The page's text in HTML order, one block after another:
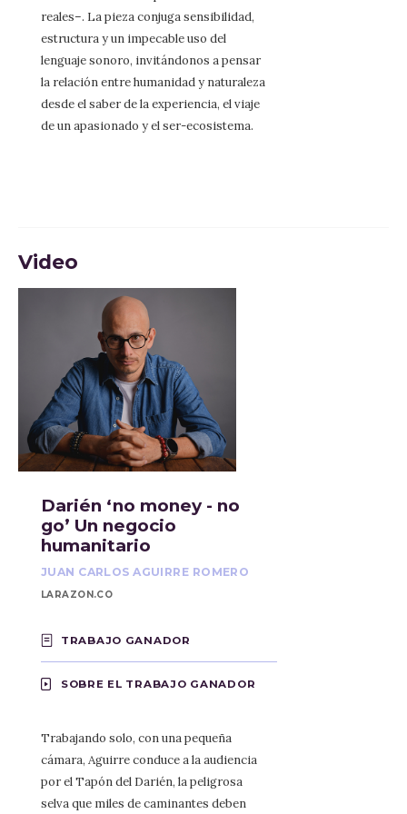
reales–. La pieza conjuga sensibilidad,
estructura y un impecable uso del
lenguaje sonoro, invitándonos a pensar
la relación entre humanidad y naturaleza
desde el saber de la experiencia, el viaje
de un apasionado y el ser-ecosistema.
Video
Darién ‘no money - no
go’ Un negocio
humanitario
JUAN CARLOS AGUIRRE ROMERO
LARAZON.CO
TRABAJO GANADOR
SOBRE EL TRABAJO GANADOR
Trabajando solo, con una pequeña
cámara, Aguirre conduce a la audiencia
por el Tapón del Darién, la peligrosa
selva que miles de caminantes deben